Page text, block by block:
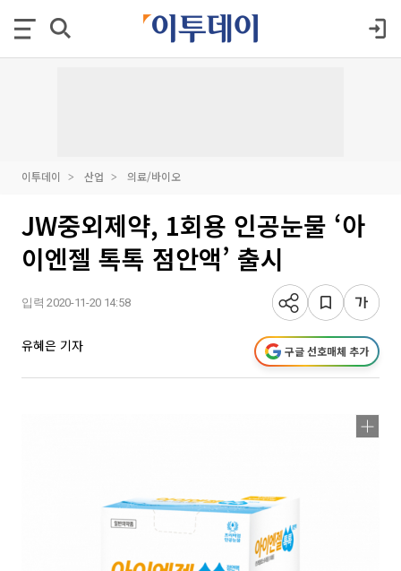
이투데이 산업 의료/바이오
JW중외제약, 1회용 인공눈물 ‘아
이엔젤 톡톡 점안액’ 출시
입력 2020-11-20 14:58
유혜은 기자 구글 선호매체 추가